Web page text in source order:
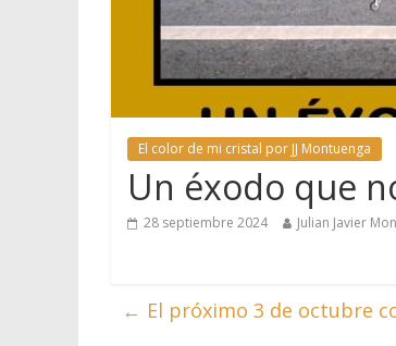
El color de mi cristal por JJ Montuenga
Un éxodo que
28 septiembre 2024 Julian Javier
← El próximo 3 de octubre